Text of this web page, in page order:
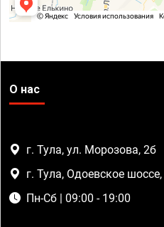
О нас
г. Тула, ул. Морозова, 2б
г. Тула, Одоевское
Пн-Сб | 09:00 - 19:00